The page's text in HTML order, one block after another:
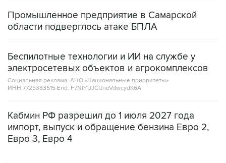
Промышленное предприятие в Самарской
области подверглось атаке БПЛА
Беспилотные технологии и ИИ на службе у
электросетевых объектов и агрокомплексов
Социальная реклама, АНО «Национальные приоритеты».
ИНН 7725383515 Erid: F7NfYUJCUneVdwcydK6A
Кабмин РФ разрешил до 1 июля 2027 года
импорт, выпуск и обращение бензина Евро 2,
Евро 3, Евро 4